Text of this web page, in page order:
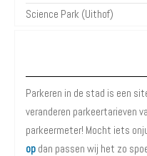
Science Park (Uithof)
Parkeren in de stad is een
veranderen parkeertarieven
parkeermeter! Mocht iets
op dan passen wij het zo